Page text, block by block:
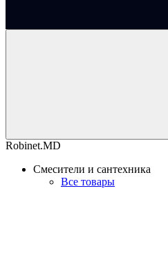
Robinet.MD
Смесители и сантехника
Все товары